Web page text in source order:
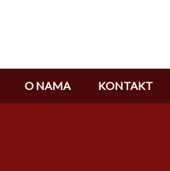
O NAMA KONTAKT